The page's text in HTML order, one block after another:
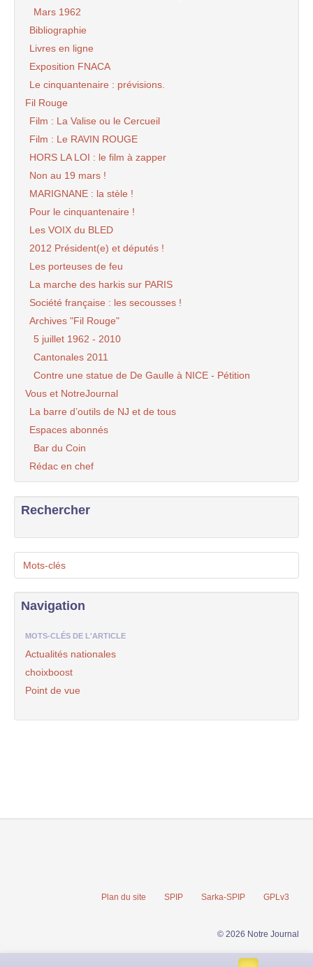
Mars 1962
Bibliographie
Livres en ligne
Exposition FNACA
Le cinquantenaire : prévisions.
Fil Rouge
Film : La Valise ou le Cercueil
Film : Le RAVIN ROUGE
HORS LA LOI : le film à zapper
Non au 19 mars !
MARIGNANE : la stèle !
Pour le cinquantenaire !
Les VOIX du BLED
2012 Président(e) et députés !
Les porteuses de feu
La marche des harkis sur PARIS
Société française : les secousses !
Archives "Fil Rouge"
5 juillet 1962 - 2010
Cantonales 2011
Contre une statue de De Gaulle à NICE - Pétition
Vous et NotreJournal
La barre d’outils de NJ et de tous
Espaces abonnés
Bar du Coin
Rédac en chef
Rechercher
Mots-clés
Navigation
MOTS-CLÉS DE L'ARTICLE
Actualités nationales
choixboost
Point de vue
Plan du site SPIP Sarka-SPIP GPLv3
© 2026 Notre Journal